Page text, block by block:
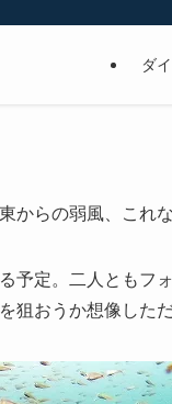
ダ
からの弱風、これ
予定。二人ともフ
狙おうか想像した